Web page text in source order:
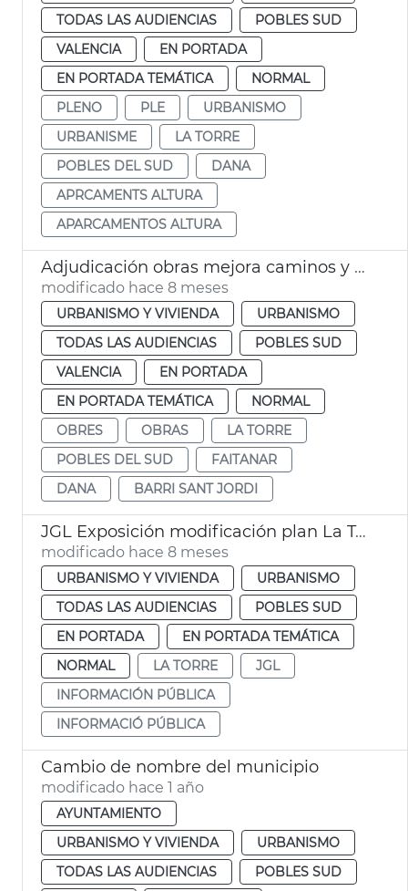
TODAS LAS AUDIENCIAS
POBLES SUD
VALENCIA
EN PORTADA
EN PORTADA TEMÁTICA
NORMAL
PLENO
PLE
URBANISMO
URBANISME
LA TORRE
POBLES DEL SUD
DANA
APRCAMENTS ALTURA
APARCAMENTOS ALTURA
Adjudicación obras mejora caminos y calles afectadas dana la Torre
modificado hace 8 meses
URBANISMO Y VIVIENDA
URBANISMO
TODAS LAS AUDIENCIAS
POBLES SUD
VALENCIA
EN PORTADA
EN PORTADA TEMÁTICA
NORMAL
OBRES
OBRAS
LA TORRE
POBLES DEL SUD
FAITANAR
DANA
BARRI SANT JORDI
JGL Exposición modificación plan La Torre aparcamientos altura
modificado hace 8 meses
URBANISMO Y VIVIENDA
URBANISMO
TODAS LAS AUDIENCIAS
POBLES SUD
EN PORTADA
EN PORTADA TEMÁTICA
NORMAL
LA TORRE
JGL
INFORMACIÓN PÚBLICA
INFORMACIÓ PÚBLICA
Cambio de nombre del municipio
modificado hace 1 año
AYUNTAMIENTO
URBANISMO Y VIVIENDA
URBANISMO
TODAS LAS AUDIENCIAS
POBLES SUD